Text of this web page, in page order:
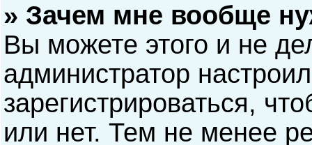
» Зачем мне вообще
Вы можете этого и не
администратор
зарегистрироваться,
или нет. Тем не менее